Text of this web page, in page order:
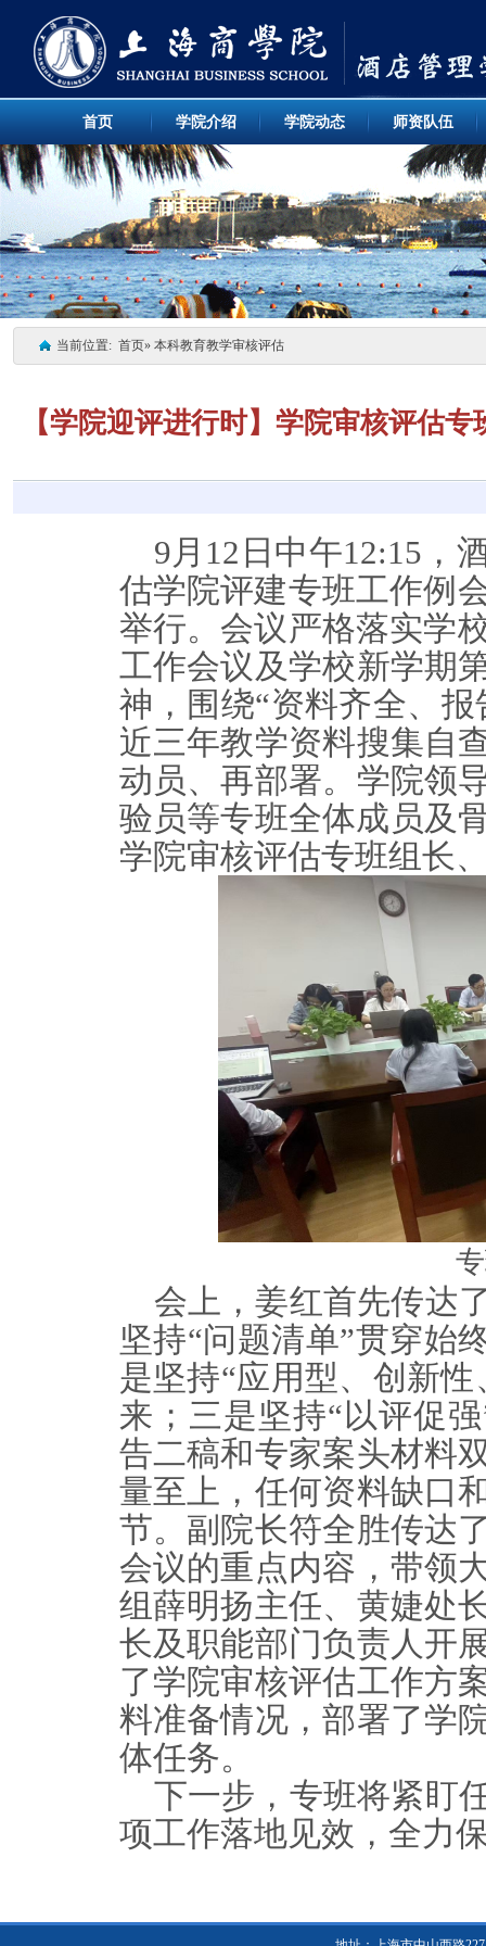
首页 学院介绍 学院动态 师资队伍
当前位置: 首页» 本科教育教学审核评估
【学院迎评进行时】学院审核评估
9月12日 中午12:15，
估学院评建专班工作例
举行。会议严格落实学
工作会议及 学校新学期
神，围绕“资料齐全、
近三年教学资料搜集自
动员、再部署。学院领
验 员等专班全体成员及
学院审核评估专班组长
会上，姜红首先传达
坚持“问题清单”贯穿始
是坚持“应用型、创新
来；三是坚持“以评促
告二稿和专家案头材料
量至上 ，任何资料缺口
节。 副院长符全胜传达
会议的重点内容，带领
组薛明扬主任、黄婕处
长及职能部门负责人开
了学院审核评估工作方
料准备情况，部署了学
体任务。
下一步，专班将紧盯
项工作落地见效，全力